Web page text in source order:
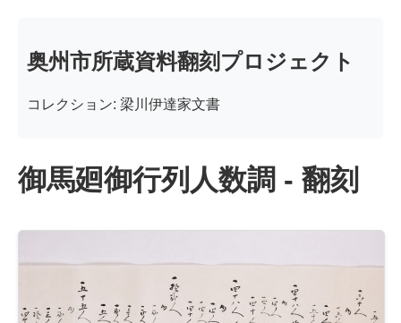
奥州市所蔵資料翻刻プロジェクト
コレクション: 梁川伊達家文書
御馬廻御行列人数調 - 翻刻